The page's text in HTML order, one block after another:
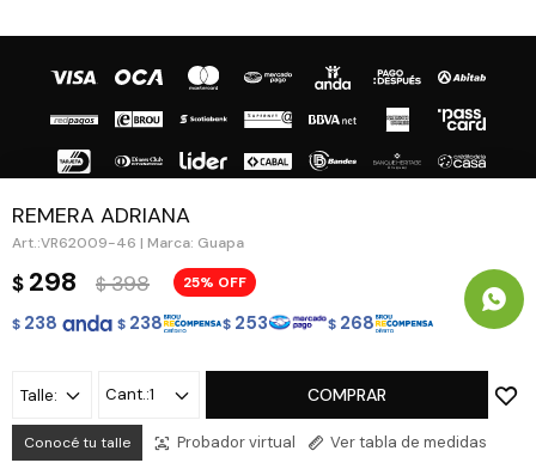
REMERA ADRIANA
VR62009-46 | Marca: Guapa
$ 298 $ 398 25
$ 238 $ 238 $ 253 $ 268
Talle:
Conocé tu talle Probador virtual Ver tabla de medidas
1 COMPRAR
Fenicio